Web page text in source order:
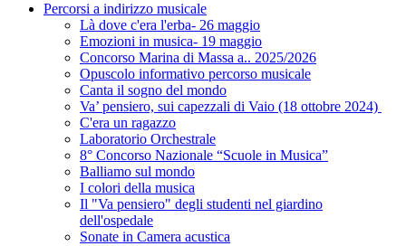
Percorsi a indirizzo musicale
Là dove c'era l'erba- 26 maggio
Emozioni in musica- 19 maggio
Concorso Marina di Massa a.. 2025/2026
Opuscolo informativo percorso musicale
Canta il sogno del mondo
Va’ pensiero, sui capezzali di Vaio (18 ottobre 2024)
C'era un ragazzo
Laboratorio Orchestrale
8° Concorso Nazionale “Scuole in Musica”
Balliamo sul mondo
I colori della musica
Il "Va pensiero" degli studenti nel giardino
dell'ospedale
Sonate in Camera acustica